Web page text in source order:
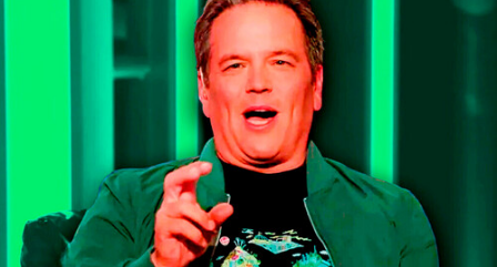
¿Todavía no tienes cuenta?
Regístrate gratis
El inicio de sesión con Facebook ya no está
disponible, pero puedes seguir usando tu cuenta
de 3DJuegos:
carácter inicial), pero no mayúsculas, espacios, tildes
o caracteres especiales.
He leído y acepto la politica de privacidad y
de participación
Registrarse en 3DJuegos
Entra con Google